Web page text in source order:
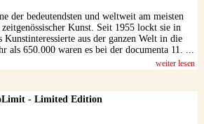
der bedeutendsten und weltweit am meisten
zeitgenössischer Kunst. Seit 1955 lockt sie in
aus der ganzen Welt in die
als 650.000 waren es bei der documenta 11. ...
weiter lesen
- Limited Edition